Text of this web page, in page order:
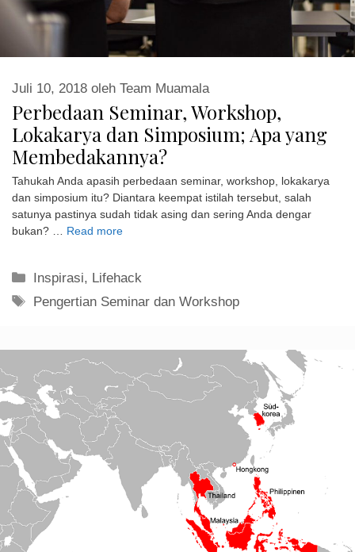
Perbedaan Seminar, Workshop,
Lokakarya dan Simposium; Apa yang
Membedakannya?
Juli 10, 2018 oleh Team Muamala
Tahukah Anda apasih perbedaan seminar, workshop, lokakarya
dan simposium itu? Diantara keempat istilah tersebut, salah
satunya pastinya sudah tidak asing dan sering Anda dengar
bukan? … Read more
Kategori
Inspirasi, Lifehack
Tag
Pengertian Seminar dan Workshop